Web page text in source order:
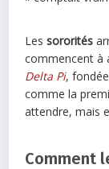
Lessororités
commencent à
Delta Pi,
comme la
attendre, mais
Comment